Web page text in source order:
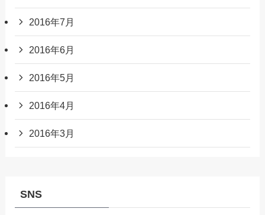
2016年7月
2016年6月
2016年5月
2016年4月
2016年3月
SNS